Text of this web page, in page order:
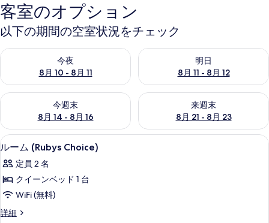
客室のオプション
以下の期間の空室状況をチェック
今夜
8月 10 - 8月 11
今夜 8月 10 - 8月 11 の空室状況をチェック
明日
8月 11 - 8月 12
明日 8月 11 - 8月 12 の空室状
今週末
8月 14 - 8月 16
今週末 8月 14 - 8月 16 の空室状況をチェック
来週末
8月 21 - 8月 23
来週末 8月 21 - 8月 23 の空室
ル
ー
ム
(Rubys
Choice)
の
低刺激性寝具、セーフティボックス
5
ルーム (Rubys Choice)
定員 2 名
クイーンベッド 1 台
WiFi (無料)
詳細
ル